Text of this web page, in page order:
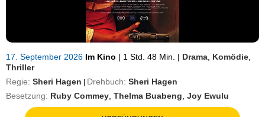
17. September 2026 Im Kino | 1 Std. 48 Min. | Drama Komödie
Thriller
Regie: Sheri Hagen Drehbuch: Sheri Hagen
Besetzung: Ruby Commey Thelma Buabeng Joy Ewulu